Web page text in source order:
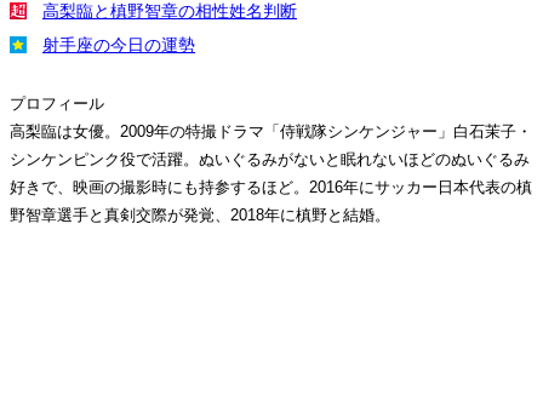
高梨臨と槙野智章の相性姓名判断
射手座の今日の運勢
プロフィール
高梨臨は女優。2009年の特撮ドラマ「侍戦隊シンケンジャー」白石茉子・
シンケンピンク役で活躍。ぬいぐるみがないと眠れないほどのぬいぐるみ
好きで、映画の撮影時にも持参するほど。2016年にサッカー日本代表の槙
野智章選手と真剣交際が発覚、2018年に槙野と結婚。